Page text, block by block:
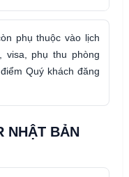
phụ thuộc vào lịch
visa, phụ thu phòng
Quý khách đăng
NHẬT BẢN